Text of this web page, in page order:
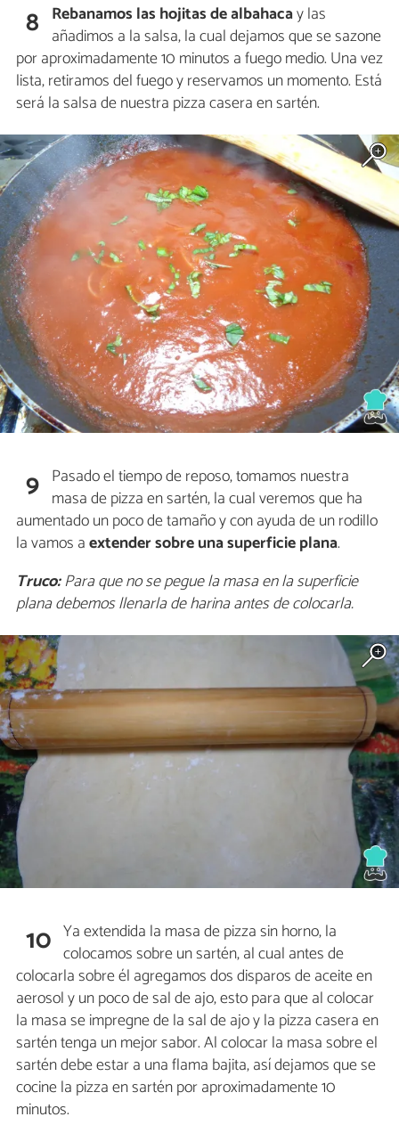
8 Rebanamos las hojitas de albahacay las
añadimos a la salsa, la cual dejamos que se sazone
por aproximadamente 10 minutos a fuego medio. Una vez
lista, retiramos del fuego y reservamos un momento. Está
será la salsa de nuestra pizza casera en sartén.
9 Pasado el tiempo de reposo, tomamos nuestra
masa de pizza en sartén, la cual veremos que ha
aumentado un poco de tamaño y con ayuda de un rodillo
la vamos aextender sobre una superficie plana.
Truco:Para que no se pegue la masa en la superficie
plana debemos llenarla de harina antes de colocarla.
10 Ya extendida la masa de pizza sin horno, la
colocamos sobre un sartén, al cual antes de
colocarla sobre él agregamos dos disparos de aceite en
aerosol y un poco de sal de ajo, esto para que al colocar
la masa se impregne de la sal de ajo y la pizza casera en
sartén tenga un mejor sabor. Al colocar la masa sobre el
sartén debe estar a una flama bajita, así dejamos que se
cocine la pizza en sartén por aproximadamente 10
minutos.